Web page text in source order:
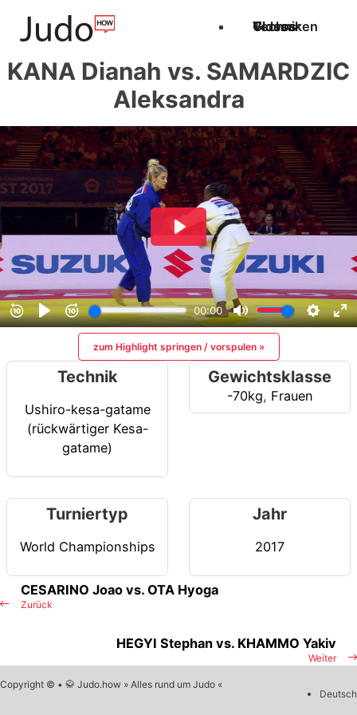
Techniken
Videos
Glossar
KANA Dianah vs. SAMARDZIC
Aleksandra
zum Highlight springen / vorspulen »
Technik
Ushiro-kesa-gatame
(rückwärtiger Kesa-
gatame)
Gewichtsklasse
-70kg, Frauen
Turniertyp
World Championships
Jahr
2017
Zurück
CESARINO Joao vs. OTA Hyoga
Weiter
HEGYI Stephan vs. KHAMMO Yakiv
Copyright © • 🥋 Judo.how » Alles rund um Judo «
Deutsch